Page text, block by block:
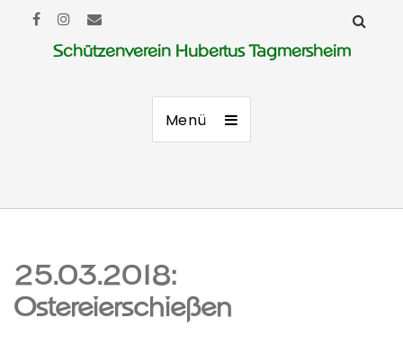
Schützenverein Hubertus Tagmersheim
Menü
25.03.2018:
Ostereierschießen